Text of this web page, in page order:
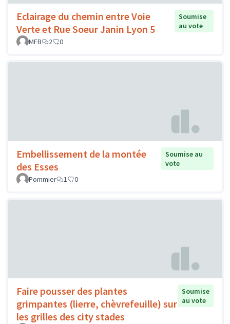
Eclairage du chemin entre Voie
Verte et Rue Soeur Janin Lyon 5
Soumise
au vote
MFB
2 0
Embellissement de la montée
des Esses
Soumise au
vote
Pommier
1 0
Faire pousser des plantes
grimpantes (lierre, chèvrefeuille) sur
les grilles des city stades
Soumise
au vote